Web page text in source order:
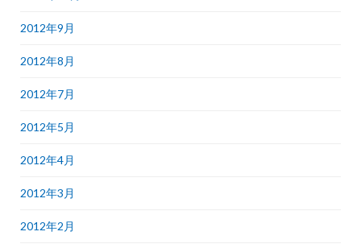
2012年9月
2012年8月
2012年7月
2012年5月
2012年4月
2012年3月
2012年2月